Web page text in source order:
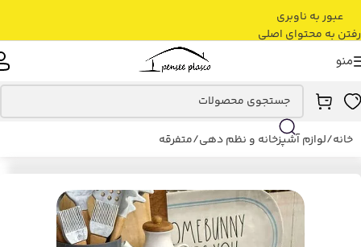
عبور به ناوبری
رفتن به محتوای اصلی
منو
خانه/لوازم آشپزخانه و نظم دهی/متفرقه